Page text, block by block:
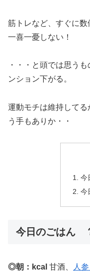
筋トレなど、すぐに数
一喜一憂しない！
・・・と頭では思う
ンション下がる。
運動モチは維持して
う手もありか・・
今
今
今日のごはん
◎朝：kcal 甘酒、 人